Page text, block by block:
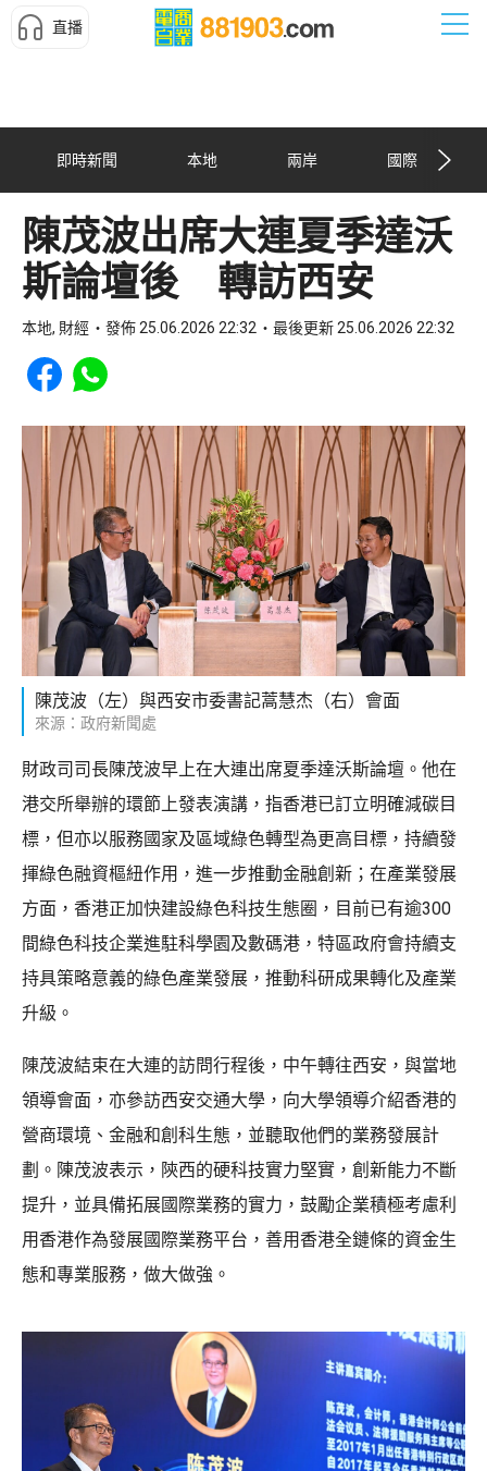
直播
即時新聞 本地 兩岸 國際
陳茂波出席大連夏季達沃
斯論壇後 轉訪西安
本地, 財經 發佈 25.06.2026 22:32 最後更新 25.06.2026 22:32
Share to Facebook
Share to WhatsApp
陳茂波（左）與西安市委書記蒿慧杰（右）會面
來源：政府新聞處
財政司司長陳茂波早上在大連出席夏季達沃斯論壇。他在
港交所舉辦的環節上發表演講，指香港已訂立明確減碳目
標，但亦以服務國家及區域綠色轉型為更高目標，持續發
揮綠色融資樞紐作用，進一步推動金融創新；在產業發展
方面，香港正加快建設綠色科技生態圈，目前已有逾300
間綠色科技企業進駐科學園及數碼港，特區政府會持續支
持具策略意義的綠色產業發展，推動科研成果轉化及產業
升級。
陳茂波結束在大連的訪問行程後，中午轉往西安，與當地
領導會面，亦參訪西安交通大學，向大學領導介紹香港的
營商環境、金融和創科生態，並聽取他們的業務發展計
劃。陳茂波表示，陝西的硬科技實力堅實，創新能力不斷
提升，並具備拓展國際業務的實力，鼓勵企業積極考慮利
用香港作為發展國際業務平台，善用香港全鏈條的資金生
態和專業服務，做大做強。